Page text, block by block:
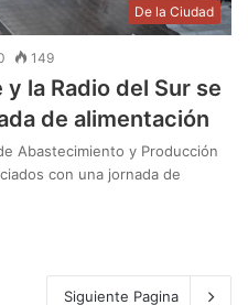
De la Ciudad
149
la Radio del Sur se
de alimentación
Abastecimiento y Producción
con una jornada de
Siguiente Pagina